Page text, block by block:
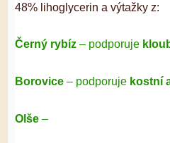
48% lihoglycerin a výtažky z:
Černý rybíz – podporuje
Borovice – podporuje kostní
Olše –